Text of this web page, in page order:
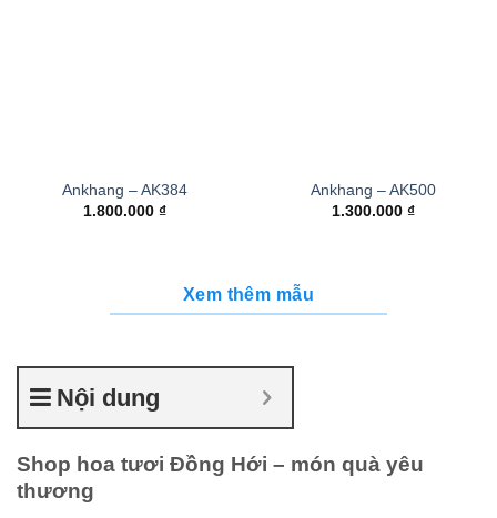
Ankhang – AK384
1.800.000 ₫
Ankhang – AK500
1.300.000 ₫
Xem thêm mẫu
Nội dung
Shop hoa tươi Đồng Hới – món quà yêu
thương